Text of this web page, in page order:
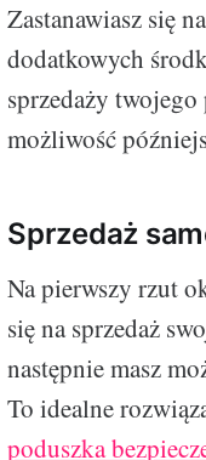
Zastanawiasz się
dodatkowych
sprzedaży
możliwość
Sprzedaż
Na pierwszy rzut
się na sprzedaż
następnie masz
To idealne
poduszka